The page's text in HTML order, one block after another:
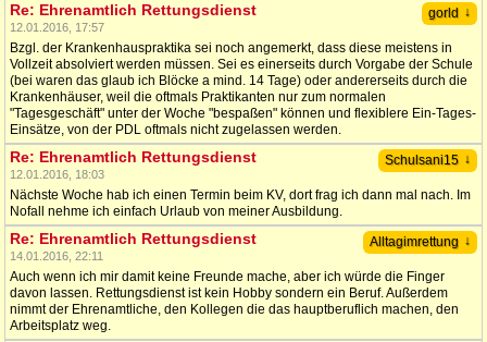
gorld ↓
Re: Ehrenamtlich Rettungsdienst
12.01.2016, 17:57
Bzgl. der Krankenhauspraktika sei noch angemerkt, dass diese meistens in
Vollzeit absolviert werden müssen. Sei es einerseits durch Vorgabe der Schule
(bei waren das glaub ich Blöcke a mind. 14 Tage) oder andererseits durch die
Krankenhäuser, weil die oftmals Praktikanten nur zum normalen
"Tagesgeschäft" unter der Woche "bespaßen" können und flexiblere Ein-Tages-
Einsätze, von der PDL oftmals nicht zugelassen werden.
Schulsani15 ↓
Re: Ehrenamtlich Rettungsdienst
12.01.2016, 18:03
Nächste Woche hab ich einen Termin beim KV, dort frag ich dann mal nach. Im
Nofall nehme ich einfach Urlaub von meiner Ausbildung.
Alltagimrettung ↓
Re: Ehrenamtlich Rettungsdienst
14.01.2016, 22:11
Auch wenn ich mir damit keine Freunde mache, aber ich würde die Finger
davon lassen. Rettungsdienst ist kein Hobby sondern ein Beruf. Außerdem
nimmt der Ehrenamtliche, den Kollegen die das hauptberuflich machen, den
Arbeitsplatz weg.